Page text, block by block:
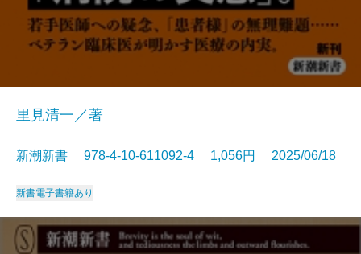
里見清一／著
新潮新書 978-4-10-611092-4 1,056円 2025/06/18
新書電子書籍あり